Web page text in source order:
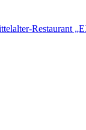
Restaurant